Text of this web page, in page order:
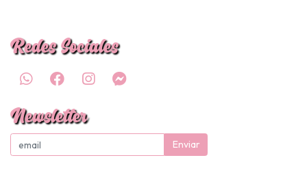
Redes Sociales
Newsletter
Enviar